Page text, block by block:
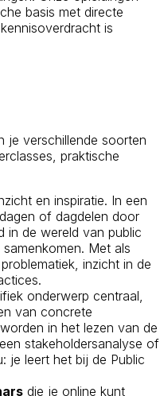
basis met directe
is
je verschillende soorten
praktische
en inspiratie. In een
of dagdelen door
in de wereld van public
Met als
inzicht in de
onderwerp centraal,
van concrete
in het lezen van de
stakeholdersanalyse of
je leert het bij de Public
die je online kunt